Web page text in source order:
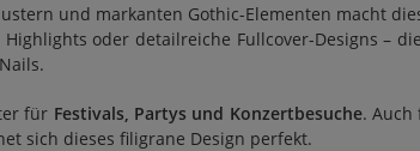
und markanten Gothic-Elementen macht
Highlights oder detailreiche Fullcover-Designs
für Festivals, Partys und Konzertbesuche. Auch
sich dieses filigrane Design perfekt.